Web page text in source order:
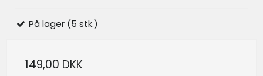
På lager (5 stk.)
149,00 DKK